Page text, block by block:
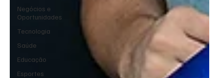
Negócios e
Oportunidades
Tecnologia
Saúde
Educação
Esportes